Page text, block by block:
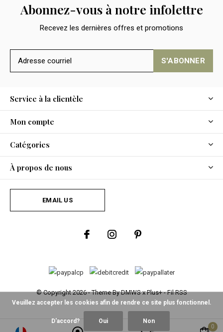
Abonnez-vous à notre infolettre
Recevez les dernières offres et promotions
S'ABONNER
Service à la clientèle
Mon compte
Catégories
À propos de nous
EMAIL US
© Copyright2026- Theme ByDMWSxPlus+-Fil RSS
0
Veuillez accepter les cookies afin de rendre ce site plus fonctionnel.
D'accord? Oui Non